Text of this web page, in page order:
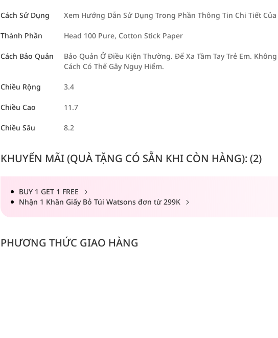
Cách Sử Dụng Xem Hướng Dẫn Sử Dụng Trong Phần Thông Tin Chi Tiết Của
Thành Phần Head 100 Pure, Cotton Stick Paper
Cách Bảo Quản
Bảo Quản Ở Điều Kiện Thường. Để Xa Tầm Tay Trẻ Em.
Cách Có Thể Gây Nguy Hiểm.
Chiều Rộng 3.4
Chiều Cao 11.7
Chiều Sâu 8.2
KHUYẾN MÃI (QUÀ TẶNG CÓ SẴN KHI CÒN HÀNG): (2)
BUY 1 GET 1 FREE
Nhận 1 Khăn Giấy Bỏ Túi Watsons đơn từ 299K
PHƯƠNG THỨC GIAO HÀNG